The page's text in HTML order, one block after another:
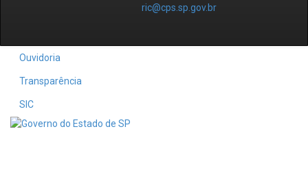
ric@cps.sp.gov.br
Ouvidoria
Transparência
SIC